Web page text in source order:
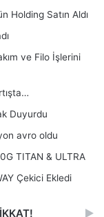
Holding Satın Aldı
ve Filo İşlerini
Duyurdu
avro oldu
TITAN & ULTRA
Çekici Ekledi